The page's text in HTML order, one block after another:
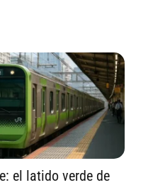
el latido verde de